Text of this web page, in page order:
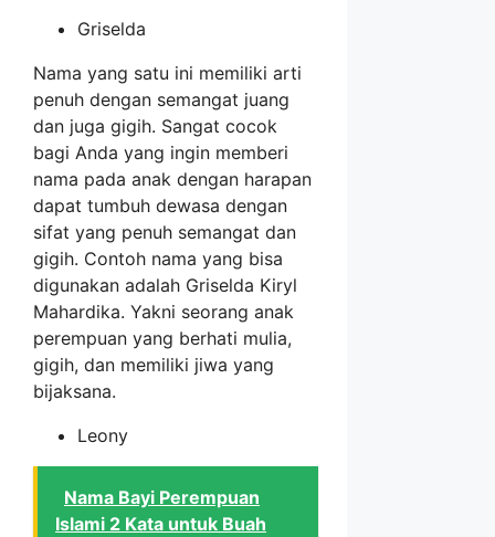
Griselda
Nama yang satu ini memiliki arti
penuh dengan semangat juang
dan juga gigih. Sangat cocok
bagi Anda yang ingin memberi
nama pada anak dengan harapan
dapat tumbuh dewasa dengan
sifat yang penuh semangat dan
gigih. Contoh nama yang bisa
digunakan adalah Griselda Kiryl
Mahardika. Yakni seorang anak
perempuan yang berhati mulia,
gigih, dan memiliki jiwa yang
bijaksana.
Leony
Nama Bayi Perempuan
Islami 2 Kata untuk Buah